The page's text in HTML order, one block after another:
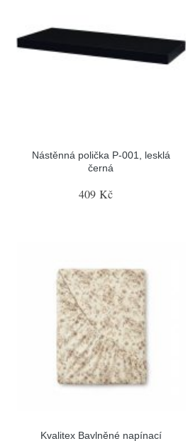
Nástěnná polička P-001, lesklá
černá
409 Kč
Kvalitex Bavlněné napínací